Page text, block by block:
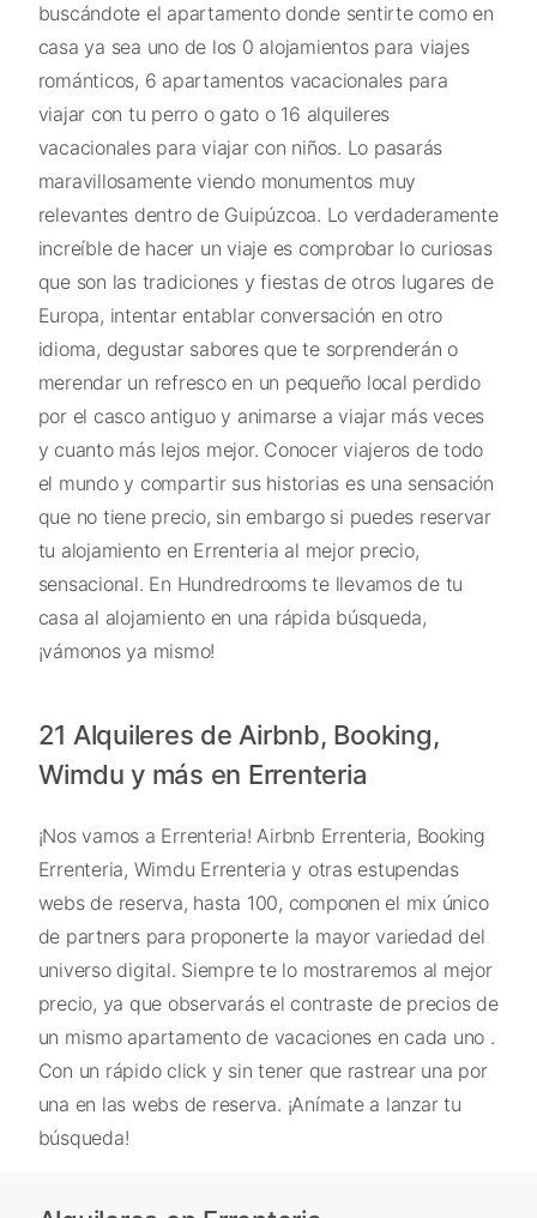
buscándote el apartamento donde sentirte como en
casa ya sea uno de los 0 alojamientos para viajes
románticos, 6 apartamentos vacacionales para
viajar con tu perro o gato o 16 alquileres
vacacionales para viajar con niños. Lo pasarás
maravillosamente viendo monumentos muy
relevantes dentro de Guipúzcoa. Lo verdaderamente
increíble de hacer un viaje es comprobar lo curiosas
que son las tradiciones y fiestas de otros lugares de
Europa, intentar entablar conversación en otro
idioma, degustar sabores que te sorprenderán o
merendar un refresco en un pequeño local perdido
por el casco antiguo y animarse a viajar más veces
y cuanto más lejos mejor. Conocer viajeros de todo
el mundo y compartir sus historias es una sensación
que no tiene precio, sin embargo si puedes reservar
tu alojamiento en Errenteria al mejor precio,
sensacional. En Hundredrooms te llevamos de tu
casa al alojamiento en una rápida búsqueda,
¡vámonos ya mismo!
21 Alquileres de Airbnb, Booking,
Wimdu y más en Errenteria
¡Nos vamos a Errenteria! Airbnb Errenteria, Booking
Errenteria, Wimdu Errenteria y otras estupendas
webs de reserva, hasta 100, componen el mix único
de partners para proponerte la mayor variedad del
universo digital. Siempre te lo mostraremos al mejor
precio, ya que observarás el contraste de precios de
un mismo apartamento de vacaciones en cada uno .
Con un rápido click y sin tener que rastrear una por
una en las webs de reserva. ¡Anímate a lanzar tu
búsqueda!